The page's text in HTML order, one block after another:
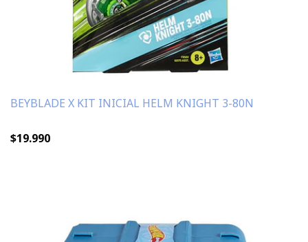
BEYBLADE X KIT INICIAL HELM KNIGHT 3-80N
$19.990